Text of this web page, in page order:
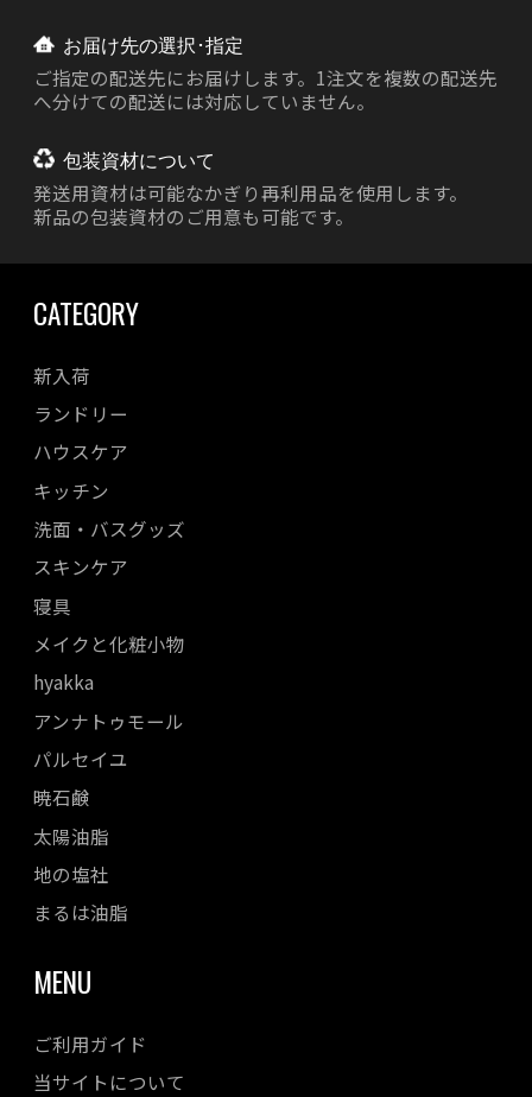
お届け先の選択･指定
ご指定の配送先にお届けします。1注文を複数の配送先
へ分けての配送には対応していません。
包装資材について
発送用資材は可能なかぎり再利用品を使用します。
新品の包装資材のご用意も可能です。
CATEGORY
新入荷
ランドリー
ハウスケア
キッチン
洗面・バスグッズ
スキンケア
寝具
メイクと化粧小物
hyakka
アンナトゥモール
パルセイユ
暁石鹸
太陽油脂
地の塩社
まるは油脂
MENU
ご利用ガイド
当サイトについて